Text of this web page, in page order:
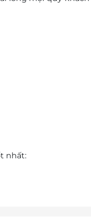
nhất:
tiền thừa.